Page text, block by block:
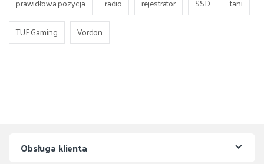
prawidłowa pozycja
radio rejestrator SSD
tani
TUF Gaming
Vordon
Obsługa klienta